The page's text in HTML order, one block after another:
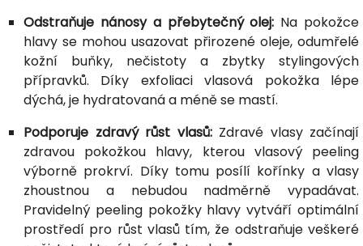
Odstraňuje nánosy a přebytečný olej: Na pokožce
hlavy se mohou usazovat přirozené oleje, odumřelé
kožní buňky, nečistoty a zbytky stylingových
přípravků. Díky exfoliaci vlasová pokožka lépe
dýchá, je hydratovaná a méně se mastí.
Podporuje zdravý růst vlasů:Zdravé vlasy začínají
zdravou pokožkou hlavy, kterou vlasový peeling
výborně prokrví. Díky tomu posílí kořínky a vlasy
zhoustnou a nebudou nadměrně vypadávat.
Pravidelný peeling pokožky hlavy vytváří optimální
prostředí pro růst vlasů tím, že odstraňuje veškeré